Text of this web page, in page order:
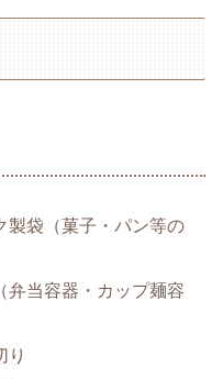
製袋（菓子・パン等の
弁当容器・カップ麺容
り